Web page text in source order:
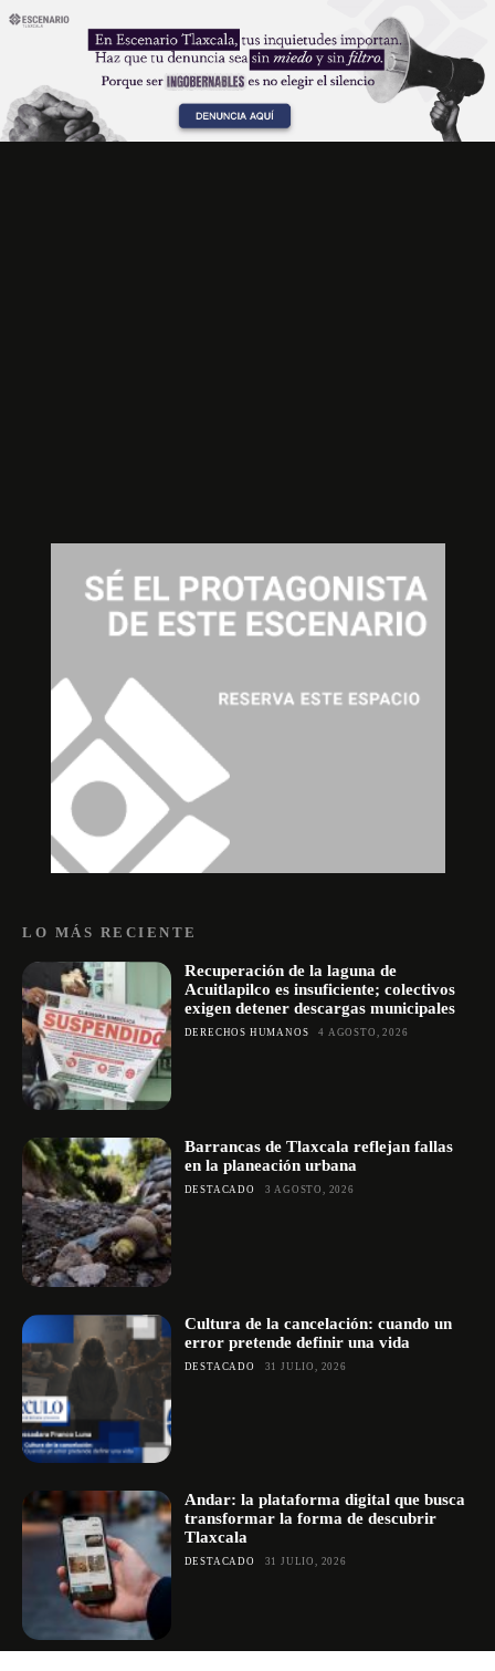
LO MÁS RECIENTE
Recuperación de la laguna de
Acuitlapilco es insuficiente; colectivos
exigen detener descargas municipales
DERECHOS HUMANOS 4 AGOSTO, 2026
Barrancas de Tlaxcala reflejan fallas
en la planeación urbana
DESTACADO 3 AGOSTO, 2026
Cultura de la cancelación: cuando un
error pretende definir una vida
DESTACADO 31 JULIO, 2026
Andar: la plataforma digital que busca
transformar la forma de descubrir
Tlaxcala
DESTACADO 31 JULIO, 2026